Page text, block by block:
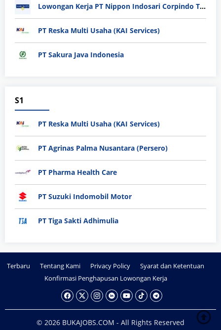
Lowongan Kerja PT Nippon Indosari Corpindo Tbk. Bulan Agustus 2026
PT Reska Multi Usaha (KAI Services)
PT Sakura Java Indonesia
S1
PT Reska Multi Usaha (KAI Services)
PT Agrinas Palma Nusantara (Persero)
PT Pharma Health Care
PT Suzuki Indomobil Motor
PT Tiga Sakti Adhimulia
Terbaru Tentang Kami Privacy Policy
Syarat dan Ketentuan
Konfirmasi Penghapusan Lowongan Kerja
© 2026 BUKAJOBS.COM - All Rights Reserved